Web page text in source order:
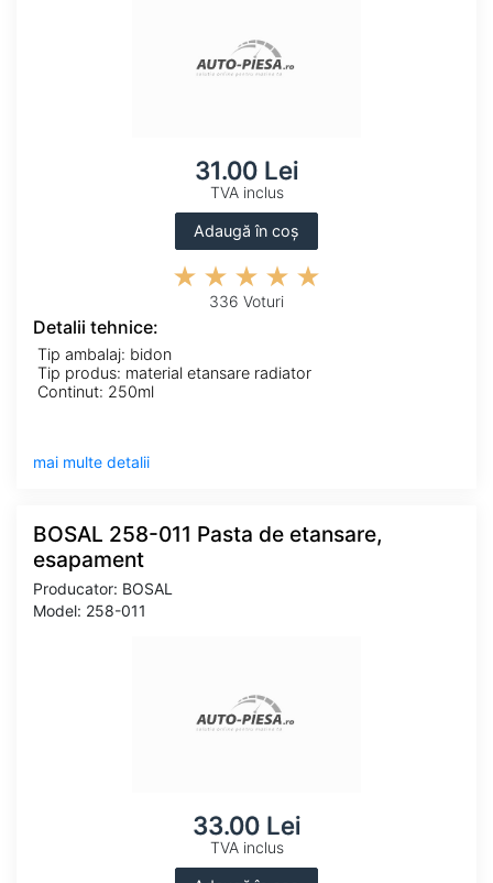
31.00 Lei
TVA inclus
Adaugă în coș
336 Voturi
Detalii tehnice:
Tip ambalaj: bidon
Tip produs: material etansare radiator
Continut: 250ml
mai multe detalii
BOSAL 258-011 Pasta de etansare,
esapament
Producator: BOSAL
Model: 258-011
33.00 Lei
TVA inclus